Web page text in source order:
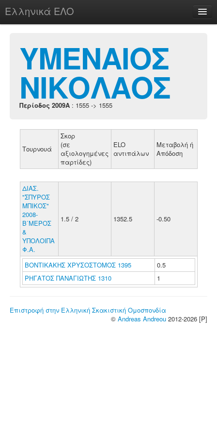
Ελληνικά ΕΛΟ
chesstu.be @ discord
Login
ΥΜΕΝΑΙΟΣ
ΝΙΚΟΛΑΟΣ
Περίοδος 2009A : 1555 -> 1555
Τουρνουά
Σκορ
(σε
αξιολογημένες
παρτίδες)
ELO
αντιπάλων
Μεταβολή ή
Απόδοση
ΔΙΑΣ.
"ΣΠΥΡΟΣ
ΜΠΙΚΟΣ"
2008-
Β΄ΜΕΡΟΣ
&
ΥΠΟΛΟΙΠΑ
Φ.Α.
1.5 / 2 1352.5 -0.50
ΒΟΝΤΙΚΑΚΗΣ ΧΡΥΣΟΣΤΟΜΟΣ 1395
0.5
ΡΗΓΑΤΟΣ ΠΑΝΑΓΙΩΤΗΣ 1310
1
Επιστροφή στην Ελληνική Σκακιστική Ομοσπονδία
© Andreas Andreou 2012-2026 [P]